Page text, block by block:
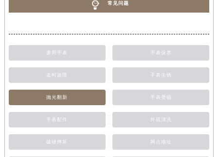
常见问题
萧邦手表 手表保养
走时故障 手表生锈
抛光翻新 手表受磁
手表配件 外观清洗
磕碰摔坏 网点地址